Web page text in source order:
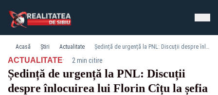
Acasă Știri Actualitate Ședință de urgență la PNL: Discuții despre înlocuirea lui Florin Cîțu la șefia Senatului
ACTUALITATE· 2 min citire
Ședință de urgență la PNL: Discuții
despre înlocuirea lui Florin Cîțu la șefia